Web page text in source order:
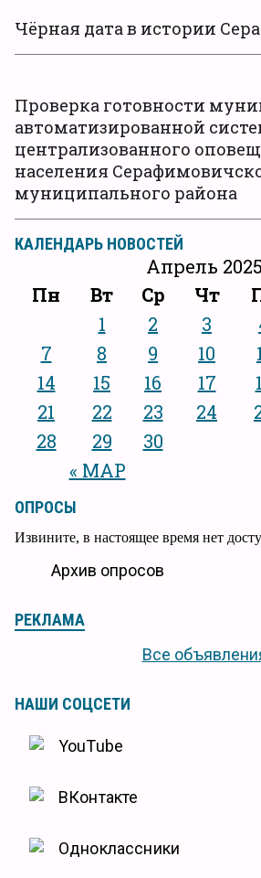
Чёрная дата в истории
Проверка готовности
автоматизированной
централизованного
населения
муниципального района
КАЛЕНДАРЬ НОВОСТЕЙ
Апрель 2025
Пн
Вт Ср Чт
« МАР
1 2 3
7
8 9 10
14
15 16 17
21
22 23 24
28
29 30
ОПРОСЫ
Извините, в настоящее время нет
Архив опросов
РЕКЛАМА
Все
НАШИ СОЦСЕТИ
YouTube
ВКонтакте
Одноклассники